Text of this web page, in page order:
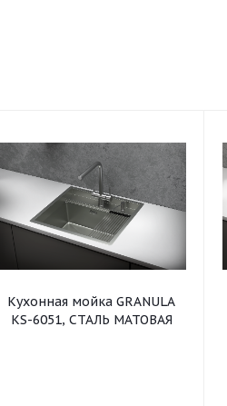
Кухонная мойка GRANULA
KS-6051, СТАЛЬ МАТОВАЯ